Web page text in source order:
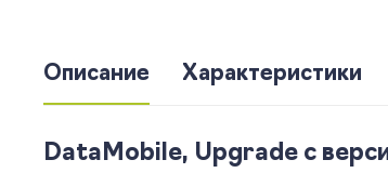
Описание Характеристики
DataMobile, Upgrade с